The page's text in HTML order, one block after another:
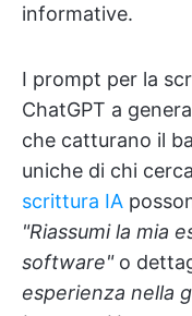
informative.
I prompt per la
ChatGPT a
che catturano il
uniche di chi
scrittura IA
"Riassumi la mia
software"o
esperienza nella